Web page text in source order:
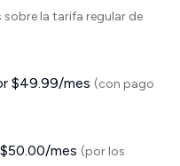
sobre la tarifa regular de
$49.99/mes (con pago
mes (por los